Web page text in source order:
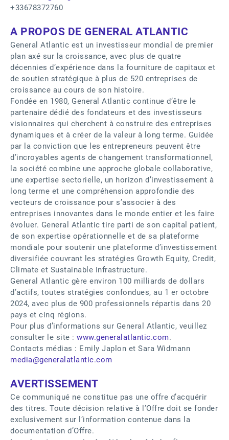
+33678372760
A PROPOS DE GENERAL ATLANTIC
General Atlantic est un investisseur mondial de premier
plan axé sur la croissance, avec plus de quatre
décennies d’expérience dans la fourniture de capitaux et
de soutien stratégique à plus de 520 entreprises de
croissance au cours de son histoire.
Fondée en 1980, General Atlantic continue d’être le
partenaire dédié des fondateurs et des investisseurs
visionnaires qui cherchent à construire des entreprises
dynamiques et à créer de la valeur à long terme. Guidée
par la conviction que les entrepreneurs peuvent être
d’incroyables agents de changement transformationnel,
la société combine une approche globale collaborative,
une expertise sectorielle, un horizon d’investissement à
long terme et une compréhension approfondie des
vecteurs de croissance pour s’associer à des
entreprises innovantes dans le monde entier et les faire
évoluer. General Atlantic tire parti de son capital patient,
de son expertise opérationnelle et de sa plateforme
mondiale pour soutenir une plateforme d’investissement
diversifiée couvrant les stratégies Growth Equity, Credit,
Climate et Sustainable Infrastructure.
General Atlantic gère environ 100 milliards de dollars
d’actifs, toutes stratégies confondues, au 1 er octobre
2024, avec plus de 900 professionnels répartis dans 20
pays et cinq régions.
Pour plus d’informations sur General Atlantic, veuillez
consulter le site : www.generalatlantic.com.
Contacts médias : Emily Japlon et Sara Widmann
media@generalatlantic.com
AVERTISSEMENT
Ce communiqué ne constitue pas une offre d’acquérir
des titres. Toute décision relative à l’Offre doit se fonder
exclusivement sur l’information contenue dans la
documentation d’Offre.